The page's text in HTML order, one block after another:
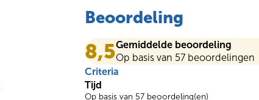
Beoordeling
8,5Gemiddelde beoordeling
Op basis van 57 beoordelingen
Criteria
Tijd
Op basis van 57 beoordeling(en)